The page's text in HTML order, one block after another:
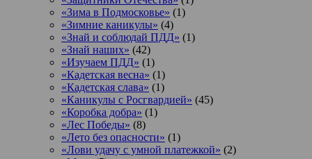
«Зима в Подмосковье» (1)
«Зимние каникулы» (4)
«Знай и соблюдай ПДД» (1)
«Знай наших» (42)
«Изучаем ПДД» (1)
«Кадетская весна» (1)
«Кадетская слава» (1)
«Каникулы с Росгвардией» (45)
«Коробка добра» (1)
«Лес Победы» (8)
«Лето без опасности» (1)
«Лови удачу с умной платежкой» (2)